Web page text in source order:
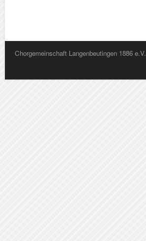
Chorgemeinschaft Langenbeutingen 1886 e.V.